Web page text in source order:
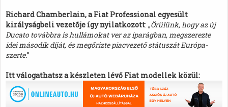
Richard Chamberlain, a Fiat Professional egyesült
királyságbeli vezetője így nyilatkozott: „Örülünk, hogy az új
Ducato továbbra is hullámokat ver az iparágban, megszerezte
idei második díját, és megőrizte piacvezető státuszát Európa-
szerte.”
Itt válogathatsz a készleten lévő Fiat modellek közül: